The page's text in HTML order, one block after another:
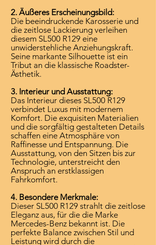
2. Äußeres Erscheinungsbild:
Die beeindruckende Karosserie und
die zeitlose Lackierung verleihen
diesem SL500 R129 eine
unwiderstehliche Anziehungskraft.
Seine markante Silhouette ist ein
Tribut an die klassische Roadster-
Ästhetik.
3. Interieur und Ausstattung:
Das Interieur dieses SL500 R129
verbindet Luxus mit modernem
Komfort. Die exquisiten Materialien
und die sorgfältig gestalteten Details
schaffen eine Atmosphäre von
Raffinesse und Entspannung. Die
Ausstattung, von den Sitzen bis zur
Technologie, unterstreicht den
Anspruch an erstklassigen
Fahrkomfort.
4. Besondere Merkmale:
Dieser SL500 R129 strahlt die zeitlose
Eleganz aus, für die die Marke
Mercedes-Benz bekannt ist. Die
perfekte Balance zwischen Stil und
Leistung wird durch die